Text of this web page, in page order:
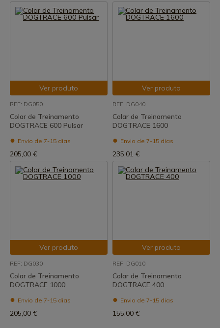
Ver produto
REF: DG050
Colar de Treinamento
DOGTRACE 600 Pulsar
Envio de 7-15 dias
205,00 €
Ver produto
REF: DG040
Colar de Treinamento
DOGTRACE 1600
Envio de 7-15 dias
235,01 €
Ver produto
REF: DG030
Colar de Treinamento
DOGTRACE 1000
Envio de 7-15 dias
205,00 €
Ver produto
REF: DG010
Colar de Treinamento
DOGTRACE 400
Envio de 7-15 dias
155,00 €